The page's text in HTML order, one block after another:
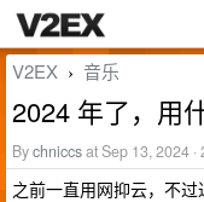
V2EX › 音乐
2024 年了，用
Bychniccsat Sep 13, 2024
之前一直用网抑云，不